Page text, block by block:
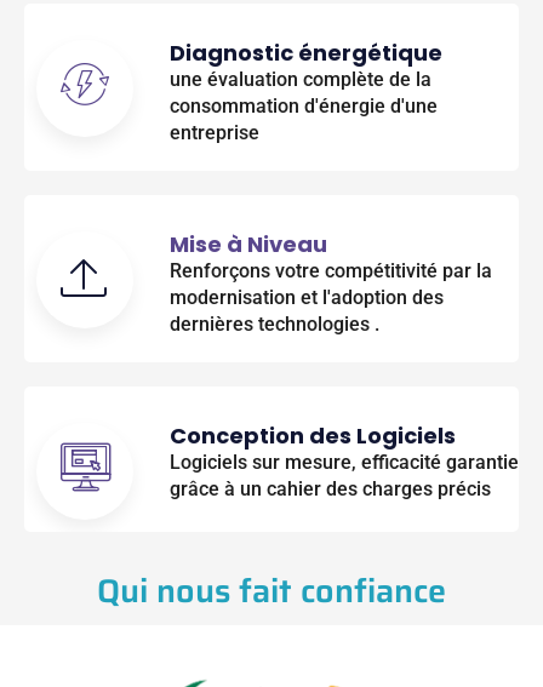
Diagnostic énergétique
une évaluation complète de la
consommation d'énergie d'une
entreprise
Mise à Niveau
Renforçons votre compétitivité par la
modernisation et l'adoption des
dernières technologies .
Conception des Logiciels
Logiciels sur mesure, efficacité garantie
grâce à un cahier des charges précis
Qui nous fait confiance